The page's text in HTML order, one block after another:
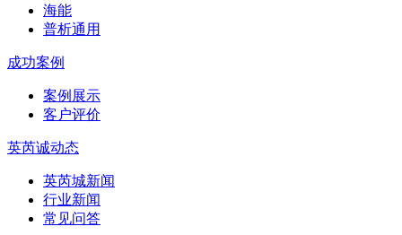
海能
普析通用
成功案例
案例展示
客户评价
英芮诚动态
英芮城新闻
行业新闻
常见问答